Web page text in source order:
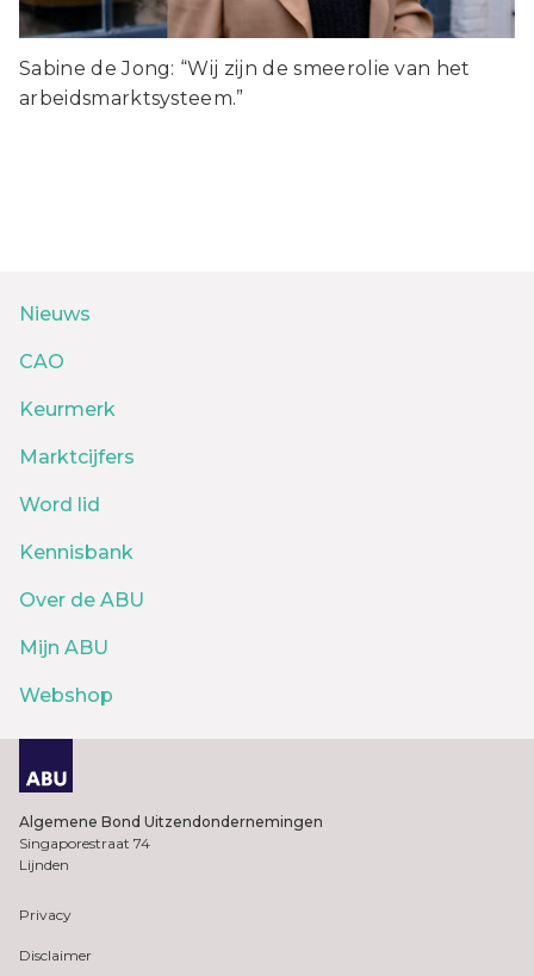
Sabine de Jong: “Wij zijn de smeerolie van het
arbeidsmarktsysteem.”
Nieuws
CAO
Keurmerk
Marktcijfers
Word lid
Kennisbank
Over de ABU
Mijn ABU
Webshop
Algemene Bond Uitzendondernemingen
Singaporestraat 74
Lijnden
Privacy
Disclaimer